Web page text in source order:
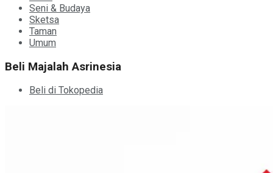
Seni & Budaya
Sketsa
Taman
Umum
Beli Majalah Asrinesia
Beli di Tokopedia